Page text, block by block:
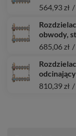
564,93 zł /
obwody,
685,06 zł /
810,39 zł /